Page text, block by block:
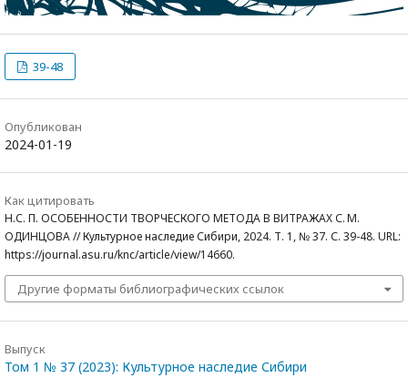
39-48
Опубликован
2024-01-19
Как цитировать
Н.С. П. ОСОБЕННОСТИ ТВОРЧЕСКОГО МЕТОДА В ВИТРАЖАХ С. М.
ОДИНЦОВА // Культурное наследие Сибири, 2024. Т. 1, № 37. С. 39-48. URL:
https://journal.asu.ru/knc/article/view/14660.
Другие форматы библиографических ссылок
Выпуск
Том 1 № 37 (2023): Культурное наследие Сибири